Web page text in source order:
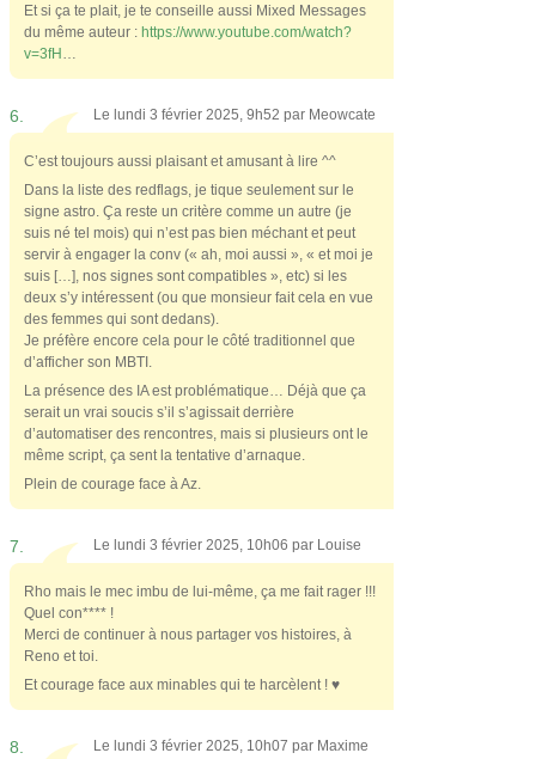
Et si ça te plait, je te conseille aussi Mixed Messages
du même auteur : https://www.youtube.com/watch?
v=3fH …
6. Le lundi 3 février 2025, 9h52 par Meowcate
C’est toujours aussi plaisant et amusant à lire ^^
Dans la liste des redflags, je tique seulement sur le
signe astro. Ça reste un critère comme un autre (je
suis né tel mois) qui n’est pas bien méchant et peut
servir à engager la conv (« ah, moi aussi », « et moi je
suis […], nos signes sont compatibles », etc) si les
deux s’y intéressent (ou que monsieur fait cela en vue
des femmes qui sont dedans).
Je préfère encore cela pour le côté traditionnel que
d’afficher son MBTI.
La présence des IA est problématique… Déjà que ça
serait un vrai soucis s’il s’agissait derrière
d’automatiser des rencontres, mais si plusieurs ont le
même script, ça sent la tentative d’arnaque.
Plein de courage face à Az.
7. Le lundi 3 février 2025, 10h06 par Louise
Rho mais le mec imbu de lui-même, ça me fait rager !!!
Quel con**** !
Merci de continuer à nous partager vos histoires, à
Reno et toi.
Et courage face aux minables qui te harcèlent ! ♥
8. Le lundi 3 février 2025, 10h07 par Maxime